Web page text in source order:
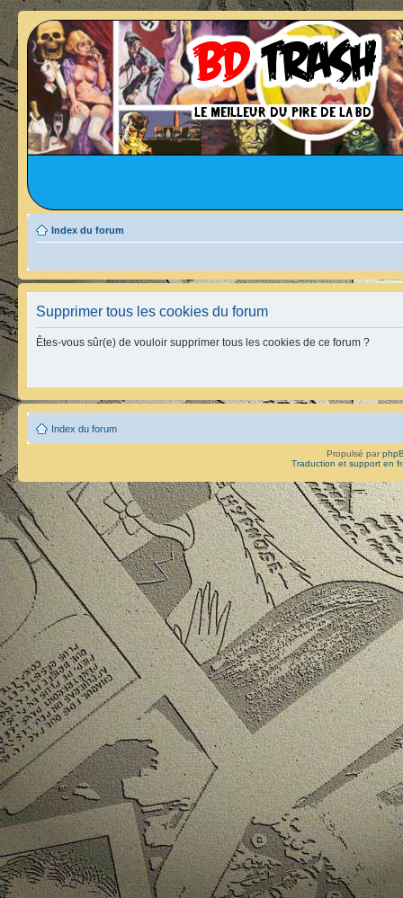
Index du forum
Supprimer tous les cookies du forum
Êtes-vous sûr(e) de vouloir supprimer tous les cookies de ce forum ?
Index du forum
Propulsé par
Traduction et support en